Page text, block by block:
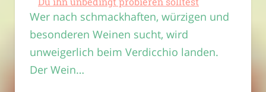
Wer nach schmackhaften, würzigen und
besonderen Weinen sucht, wird
unweigerlich beim Verdicchio landen.
Der Wein…